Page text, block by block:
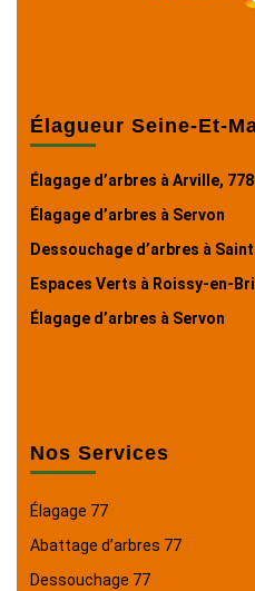
Élagueur Seine-Et-
Élagage d’arbres à Arville,
Élagage d’arbres à Servon
Dessouchage d’arbres à
Espaces Verts à Roissy-en-
Élagage d’arbres à Servon
Nos Services
Élagage 77
Abattage d’arbres 77
Dessouchage 77